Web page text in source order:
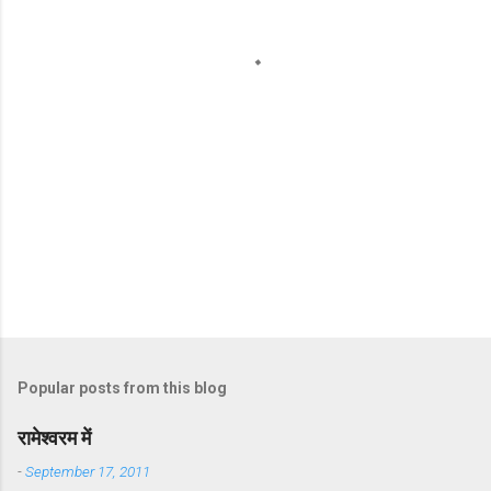
Popular posts from this blog
रामेश्वरम में
-September 17, 2011